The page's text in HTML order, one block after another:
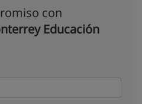
con
Educación